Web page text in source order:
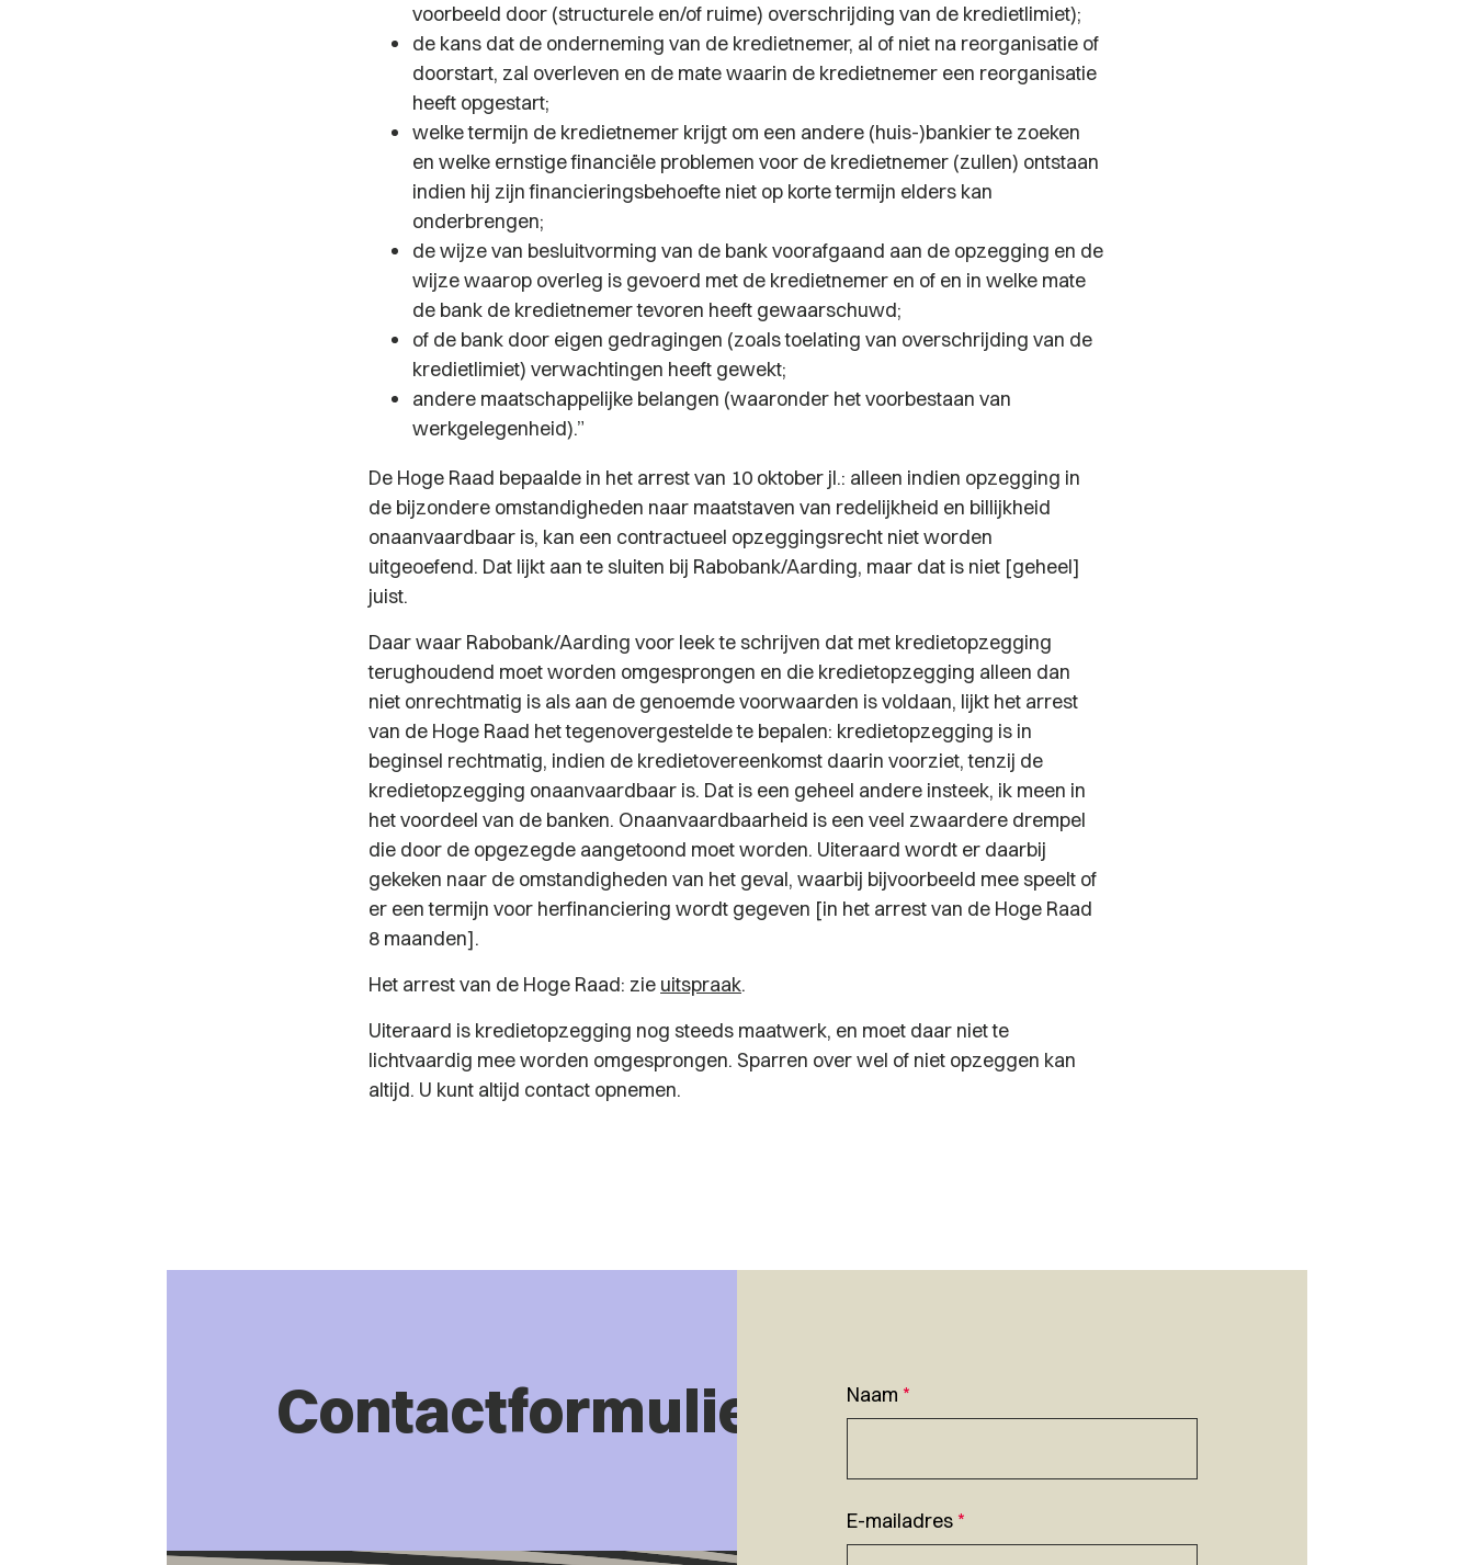
voorbeeld door (structurele en/of ruime) overschrijding van de kredietlimiet);
de kans dat de onderneming van de kredietnemer, al of niet na reorganisatie of
doorstart, zal overleven en de mate waarin de kredietnemer een reorganisatie
heeft opgestart;
welke termijn de kredietnemer krijgt om een andere (huis-)bankier te zoeken
en welke ernstige financiële problemen voor de kredietnemer (zullen) ontstaan
indien hij zijn financieringsbehoefte niet op korte termijn elders kan
onderbrengen;
de wijze van besluitvorming van de bank voorafgaand aan de opzegging en de
wijze waarop overleg is gevoerd met de kredietnemer en of en in welke mate
de bank de kredietnemer tevoren heeft gewaarschuwd;
of de bank door eigen gedragingen (zoals toelating van overschrijding van de
kredietlimiet) verwachtingen heeft gewekt;
andere maatschappelijke belangen (waaronder het voorbestaan van
werkgelegenheid).”
De Hoge Raad bepaalde in het arrest van 10 oktober jl.: alleen indien opzegging in
de bijzondere omstandigheden naar maatstaven van redelijkheid en billijkheid
onaanvaardbaar is, kan een contractueel opzeggingsrecht niet worden
uitgeoefend. Dat lijkt aan te sluiten bij Rabobank/Aarding, maar dat is niet [geheel]
juist.
Daar waar Rabobank/Aarding voor leek te schrijven dat met kredietopzegging
terughoudend moet worden omgesprongen en die kredietopzegging alleen dan
niet onrechtmatig is als aan de genoemde voorwaarden is voldaan, lijkt het arrest
van de Hoge Raad het tegenovergestelde te bepalen: kredietopzegging is in
beginsel rechtmatig, indien de kredietovereenkomst daarin voorziet, tenzij de
kredietopzegging onaanvaardbaar is. Dat is een geheel andere insteek, ik meen in
het voordeel van de banken. Onaanvaardbaarheid is een veel zwaardere drempel
die door de opgezegde aangetoond moet worden. Uiteraard wordt er daarbij
gekeken naar de omstandigheden van het geval, waarbij bijvoorbeeld mee speelt of
er een termijn voor herfinanciering wordt gegeven [in het arrest van de Hoge Raad
8 maanden].
Het arrest van de Hoge Raad: zie uitspraak.
Uiteraard is kredietopzegging nog steeds maatwerk, en moet daar niet te
lichtvaardig mee worden omgesprongen. Sparren over wel of niet opzeggen kan
altijd. U kunt altijd contact opnemen.
Contactformulier Naam *
E-mailadres *